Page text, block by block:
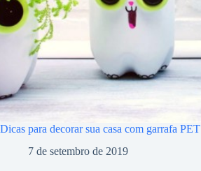
Dicas para decorar sua casa com garrafa PET
7 de setembro de 2019